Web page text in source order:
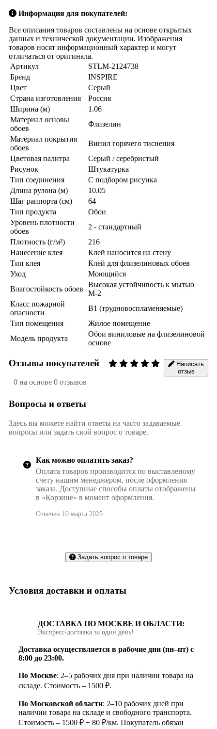
Информация для покупателей:
Все описания товаров составлены на основе открытых
данных и технической документации. Изображения
товаров носят информационный характер и могут
отличаться от оригинала.
Артикул
STLM-2124738
Бренд
INSPIRE
Цвет
Серый
Страна изготовления
Россия
Ширина (м)
1.06
Материал основы
обоев
Флизелин
Материал покрытия
обоев
Винил горячего тиснения
Цветовая палитра
Серый / серебристый
Рисунок
Штукатурка
Тип соединения
С подбором рисунка
Длина рулона (м)
10.05
Шаг раппорта (см)
64
Тип продукта
Обои
Уровень плотности
обоев
2 - стандартный
Плотность (г/м²)
216
Нанесение клея
Клей наносится на стену
Тип клея
Клей для флизелиновых обоев
Уход
Моющийся
Влагостойкость обоев
Высокая устойчивость к мытью
М-2
Класс пожарной
опасности
В1 (трудновоспламеняемые)
Тип помещения
Жилое помещение
Модель продукта
Обои виниловые на флизелиновой
основе
Отзывы покупателей
0 на основе 0 отзывов
Написать
отзыв
Вопросы и ответы
Здесь вы можете найти ответы на часто задаваемые
вопросы или задать свой вопрос о товаре.
Как можно оплатить заказ?
Оплата товаров производится по выставленому
счету нашим менеджером, после оформления
заказа. Доступные способы оплаты отображены
в «Корзине» в момент оформления.
Отвечен 10 марта 2025
Задать вопрос о товаре
Условия доставки и оплаты
ДОСТАВКА ПО МОСКВЕ И ОБЛАСТИ:
Экспресс‑доставка за один день!
Доставка осуществляется в рабочие дни (пн–пт) с
8:00 до 23:00.
По Москве: 2–5 рабочих дня при наличии товара на
складе. Стоимость – 1500 ₽.
По Московской области: 2–10 рабочих дней при
наличии товара на складе и свободного транспорта.
Стоимость – 1500 ₽ + 80 ₽/км. Покупатель обязан